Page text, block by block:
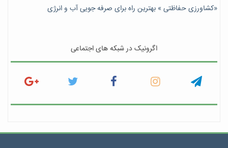
«کشاورزی حفاظتی » بهترین راه برای صرفه جویی آب و انرژی
اگرونیک در شبکه های اجتماعی